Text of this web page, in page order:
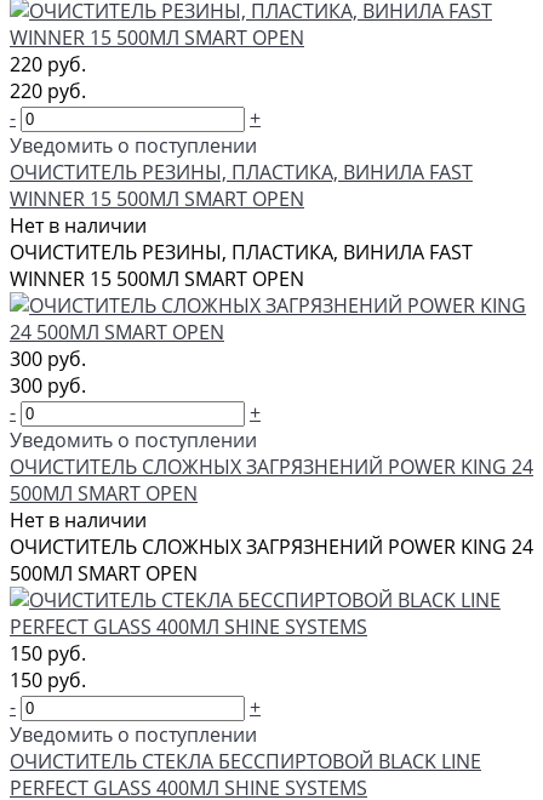
220 руб.
220 руб.
-
+
Уведомить о поступлении
ОЧИСТИТЕЛЬ РЕЗИНЫ, ПЛАСТИКА, ВИНИЛА FAST
WINNER 15 500МЛ SMART OPEN
Нет в наличии
ОЧИСТИТЕЛЬ РЕЗИНЫ, ПЛАСТИКА, ВИНИЛА FAST
WINNER 15 500МЛ SMART OPEN
300 руб.
300 руб.
-
+
Уведомить о поступлении
ОЧИСТИТЕЛЬ СЛОЖНЫХ ЗАГРЯЗНЕНИЙ POWER KING 24
500МЛ SMART OPEN
Нет в наличии
ОЧИСТИТЕЛЬ СЛОЖНЫХ ЗАГРЯЗНЕНИЙ POWER KING 24
500МЛ SMART OPEN
150 руб.
150 руб.
-
+
Уведомить о поступлении
ОЧИСТИТЕЛЬ СТЕКЛА БЕССПИРТОВОЙ BLACK LINE
PERFECT GLASS 400МЛ SHINE SYSTEMS